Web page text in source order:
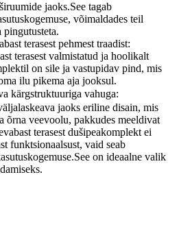
jaoks.See tagab
võimaldades teil
pingutusteta.
terasest pehmest traadist:
terasest valmistatud ja hoolikalt
on sile ja vastupidav pind, mis
ilu pikema aja jooksul.
kärgstruktuuriga vahuga:
jaoks eriline disain, mis
õrna veevoolu, pakkudes meeldivat
terasest dušipeakomplekt ei
funktsionaalsust, vaid seab
on ideaalne valik